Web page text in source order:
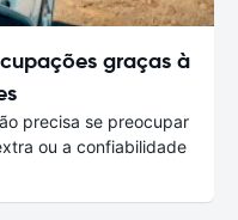
graças à
precisa se preocupar
ou a confiabilidade